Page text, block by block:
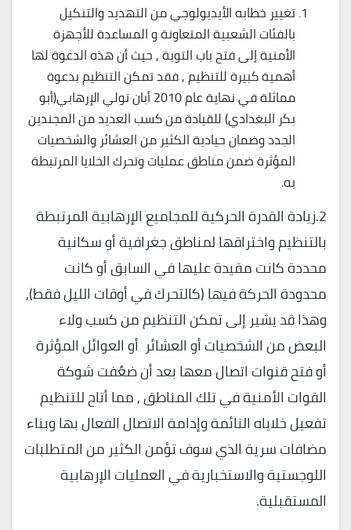
تغيير خطابه الأيديولوجي من التهديد والتنكيل
بالفئات الشعبية المتعاونة و المساعدة للأجهزة
الأمنية إلى فتح باب التوبة , حيث أن هذه الدعوة لها
أهمية كبيرة للتنظيم , فقد تمكن التنظيم بدعوة
مماثلة في نهاية عام 2010 أبان تولي الإرهابي(أبو
بكر البغدادي) للقيادة من كسب العديد من المجندين
الجدد وضمان حيادية الكثير من العشائر والشخصيات
المؤثرة ضمن مناطق عمليات وتحرك الخلايا المرتبطة
به.
2.زيادة القدرة الحركية للمجاميع الإرهابية المرتبطة
بالتنظيم واختراقها لمناطق جغرافية أو سكانية
محددة كانت مقيدة عليها في السابق أو كانت
محدودة الحركة فيها (كالتحرك في أوقات الليل فقط),
وهذا قد يشير إلى تمكن التنظيم من كسب ولاء
البعض من الشخصيات أو العشائر أو العوائل المؤثرة
أو فتح قنوات اتصال معها بعد أن ضعُفت شوكة
القوات الأمنية في تلك المناطق , مما أتاح للتنظيم
تفعيل خلاياه النائمة وإدامة الاتصال الفعال بها وبناء
مضافات سرية الذي سوف تؤمن الكثير من المتطلبات
اللوجستية والاستخبارية في العمليات الإرهابية
المستقبلية.